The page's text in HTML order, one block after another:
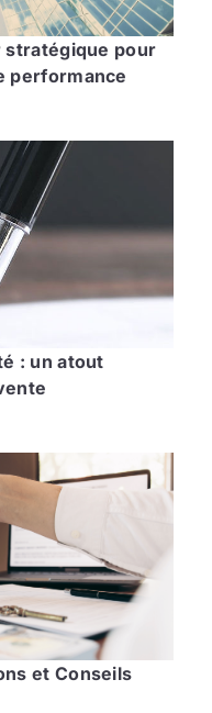
stratégique pour
performance
: un atout
et Conseils